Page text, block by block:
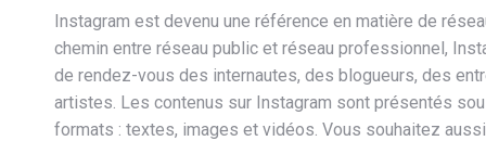
Instagram est devenu une référence en matière de
chemin entre réseau public et réseau professionnel,
de rendez-vous des internautes, des blogueurs, des
artistes. Les contenus sur Instagram sont présentés
formats : textes, images et vidéos. Vous souhaitez